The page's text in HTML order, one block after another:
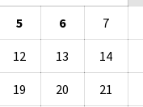
5 6 7
12 13 14
19 20 21